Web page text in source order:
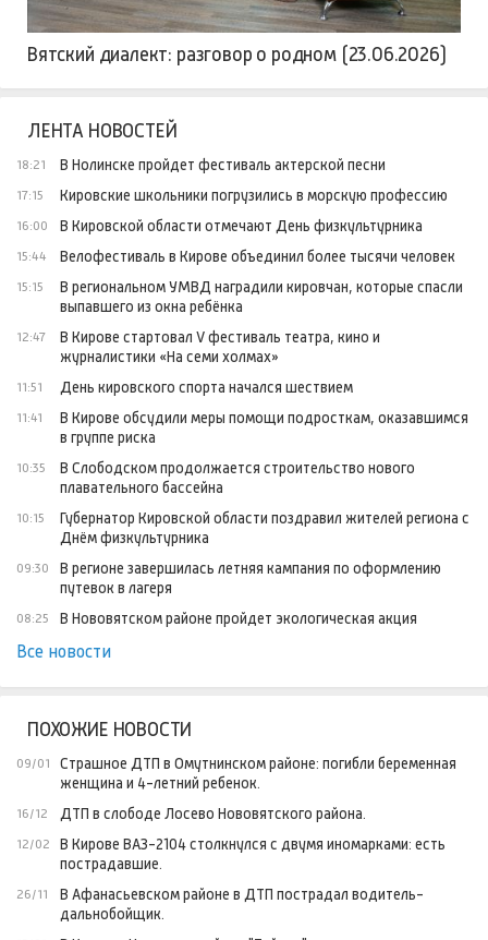
Вятский диалект: разговор о родном (23.06.2026)
ЛЕНТА НОВОСТЕЙ
18:21 В Нолинске пройдет фестиваль актерской песни
17:15 Кировские школьники погрузились в морскую профессию
16:00 В Кировской области отмечают День физкультурника
15:44 Велофестиваль в Кирове объединил более тысячи человек
15:15
В региональном УМВД наградили кировчан, которые спасли
выпавшего из окна ребёнка
12:47
В Кирове стартовал V фестиваль театра, кино и
журналистики «На семи холмах»
11:51 День кировского спорта начался шествием
11:41
В Кирове обсудили меры помощи подросткам, оказавшимся
в группе риска
10:35
В Слободском продолжается строительство нового
плавательного бассейна
10:15
Губернатор Кировской области поздравил жителей региона с
Днём физкультурника
09:30
В регионе завершилась летняя кампания по оформлению
путевок в лагеря
08:25 В Нововятском районе пройдет экологическая акция
Все новости
ПОХОЖИЕ НОВОСТИ
09/01
Страшное ДТП в Омутнинском районе: погибли беременная
женщина и 4-летний ребенок.
16/12 ДТП в слободе Лосево Нововятского района.
12/02
В Кирове ВАЗ-2104 столкнулся с двумя иномарками: есть
пострадавшие.
26/11
В Афанасьевском районе в ДТП пострадал водитель-
дальнобойщик.